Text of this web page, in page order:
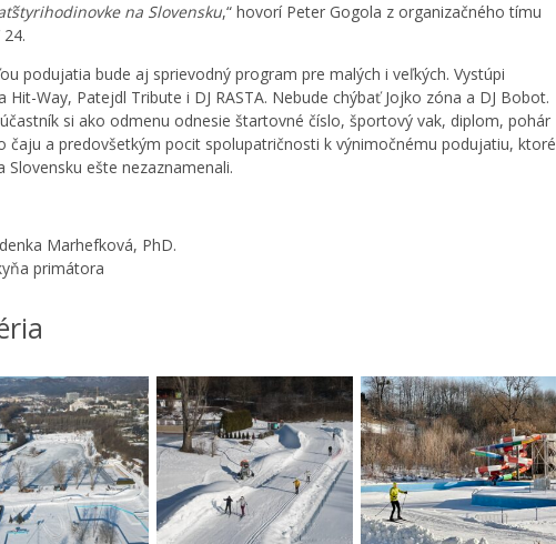
na Slovensku,“ hovorí Peter Gogola z organizačného tímu
24.
podujatia bude aj sprievodný program pre malých i veľkých. Vystúpi
Hit-Way, Patejdl Tribute i DJ RASTA. Nebude chýbať Jojko zóna a DJ Bobot.
si ako odmenu odnesie štartovné číslo, športový vak, diplom, pohár
čaju a predovšetkým pocit spolupatričnosti k výnimočnému podujatiu, ktoré
Slovensku ešte nezaznamenali.
Marhefková, PhD.
primátora